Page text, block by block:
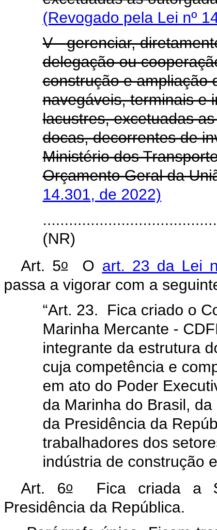
(Revogado pela Lei nº
V - gerenciar,
delegação ou
construção e ampliação
navegáveis, terminais e
lacustres, excetuadas
docas, decorrentes de
Ministério dos
Orçamento Geral da
14.301, de 2022)
(NR)
Art. 5oO art. 23 da Lei
passa a vigorar com a
“Art. 23. Fica criado o
Marinha Mercante -
integrante da estrutura
cuja competência e
em ato do Poder
da Marinha do Brasil,
da Presidência da
trabalhadores dos
indústria de construção
Art. 6o
Fica criada a
Presidência da República.